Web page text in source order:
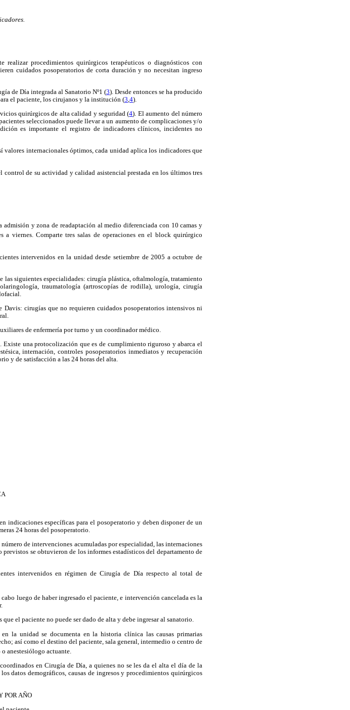
procedimientos quirúrgicos terapéuticos o diagnósticos con
cuidados posoperatorios de corta duración y no necesitan ingreso
de Día integrada al Sanatorio Nº1 (3). Desde entonces se ha producido
el paciente, los cirujanos y la institución (3,4).
quirúrgicos de alta calidad y seguridad (4). El aumento del número
seleccionados puede llevar a un aumento de complicaciones y/o
es importante el registro de indicadores clínicos, incidentes no
valores internacionales óptimos, cada unidad aplica los indicadores que
control de su actividad y calidad asistencial prestada en los últimos tres
y zona de readaptación al medio diferenciada con 10 camas y
viernes. Comparte tres salas de operaciones en el block quirúrgico
intervenidos en la unidad desde setiembre de 2005 a octubre de
las siguientes especialidades: cirugía plástica, oftalmología, tratamiento
traumatología (artroscopías de rodilla), urología, cirugía
cirugías que no requieren cuidados posoperatorios intensivos ni
de enfermería por turno y un coordinador médico.
una protocolización que es de cumplimiento riguroso y abarca el
internación, controles posoperatorios inmediatos y recuperación
y de satisfacción a las 24 horas del alta.
indicaciones específicas para el posoperatorio y deben disponer de un
24 horas del posoperatorio.
de intervenciones acumuladas por especialidad, las internaciones
se obtuvieron de los informes estadísticos del departamento de
intervenidos en régimen de Cirugía de Día respecto al total de
luego de haber ingresado el paciente, e intervención cancelada es la
el paciente no puede ser dado de alta y debe ingresar al sanatorio.
la unidad se documenta en la historia clínica las causas primarias
así como el destino del paciente, sala general, intermedio o centro de
anestesiólogo actuante.
en Cirugía de Día, a quienes no se les da el alta el día de la
datos demográficos, causas de ingresos y procedimientos quirúrgicos
POR AÑO